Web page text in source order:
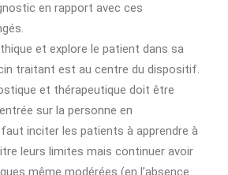
en rapport avec ces
et explore le patient dans sa
traitant est au centre du dispositif.
et thérapeutique doit être
sur la personne en
faut inciter les patients à apprendre à
leurs limites mais continuer avoir
même modérées (en l’absence